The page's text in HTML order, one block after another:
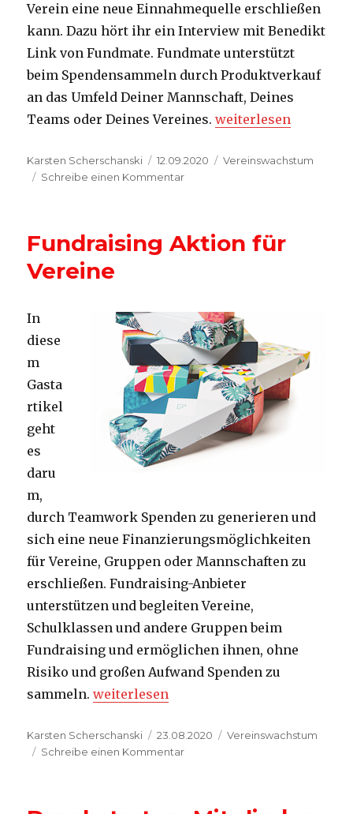
Verein eine neue Einnahmequelle erschließen
kann. Dazu hört ihr ein Interview mit Benedikt
Link von Fundmate. Fundmate unterstützt
beim Spendensammeln durch Produktverkauf
an das Umfeld Deiner Mannschaft, Deines
Teams oder Deines Vereines.„Spenden:
weiterlesen
Autor
Karsten Scherschanski
Veröffentlicht
am
12.09.2020 Kategorien
Vereinswachstum
Schreibe einen Kommentarzu
Fundmate
Fundraising Aktion für
Vereine
In
diese
m
Gasta
rtikel
geht
es
daru
m,
durch Teamwork Spenden zu generieren und
sich eine neue Finanzierungsmöglichkeiten
für Vereine, Gruppen oder Mannschaften zu
erschließen. Fundraising-Anbieter
unterstützen und begleiten Vereine,
Schulklassen und andere Gruppen beim
Fundraising und ermöglichen ihnen, ohne
Risiko und großen Aufwand Spenden zu
sammeln.„Fundraising Aktion für Vereine“
weiterlesen
Autor
Karsten Scherschanski
Veröffentlicht
am
23.08.2020 Kategorien
Vereinswachstum
Schreibe einen Kommentarzu